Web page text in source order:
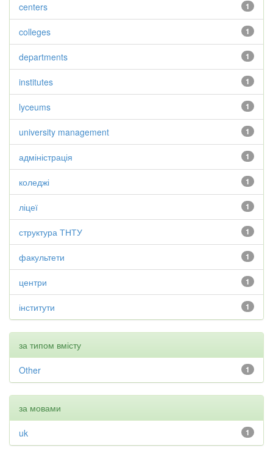
1
centers
1
colleges
1
departments
1
institutes
1
lyceums
1
university management
1
адміністрація
1
коледжі
1
ліцеї
1
структура ТНТУ
1
факультети
1
центри
1
інститути
за типом вмісту
1
Other
за мовами
1
uk